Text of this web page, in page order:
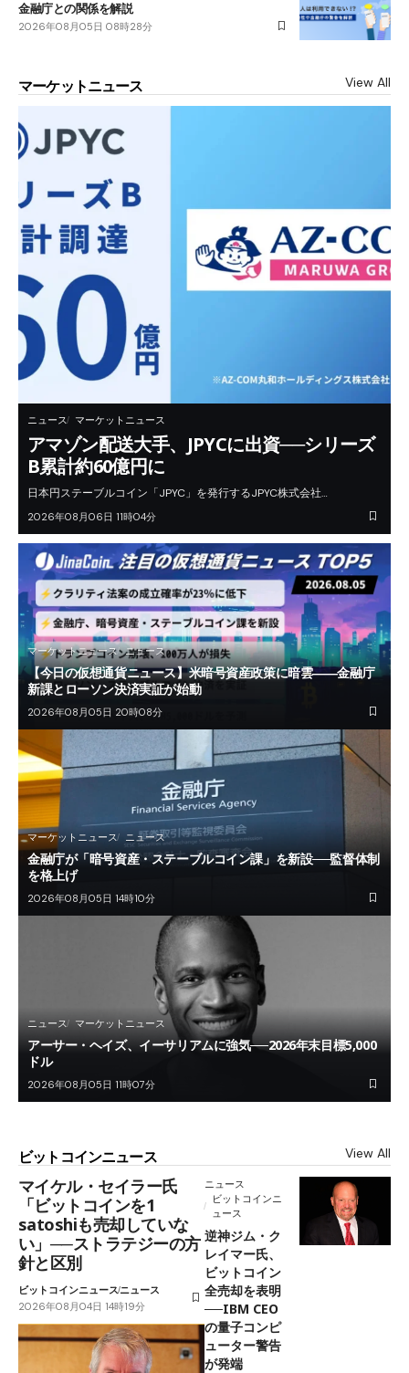
金融庁との関係を解説
2026年08月05日 08時28分
マーケットニュース View All
ニュース マーケットニュース
アマゾン配送大手、JPYCに出資──シリーズ
B累計約60億円に
日本円ステーブルコイン「JPYC」を発行するJPYC株式会社…
2026年08月06日 11時04分
マーケットニュース ニュース
【今日の仮想通貨ニュース】米暗号資産政策に暗雲――金融庁
新課とローソン決済実証が始動
2026年08月05日 20時08分
マーケットニュース ニュース
金融庁が「暗号資産・ステーブルコイン課」を新設──監督体制
を格上げ
2026年08月05日 14時10分
ニュース マーケットニュース
アーサー・ヘイズ、イーサリアムに強気──2026年末目標5,000
ドル
2026年08月05日 11時07分
ビットコインニュース View All
マイケル・セイラー氏
「ビットコインを1
satoshiも売却していな
い」──ストラテジーの方
針と区別
ビットコインニュースニュース
2026年08月04日 14時19分
ニュース
ビットコインニ
ュース
逆神ジム・ク
レイマー氏、
ビットコイン
全売却を表明
──IBM CEO
の量子コンピ
ューター警告
が発端